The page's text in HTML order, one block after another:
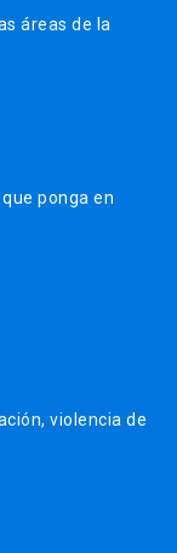
áreas de la
ponga en
violencia de